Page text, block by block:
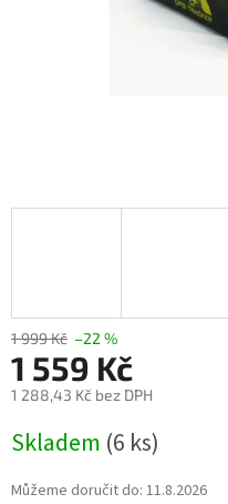
1 999 Kč –22 %
1 559 Kč
1 288,43 Kč bez DPH
cena:
Skladem (6 ks)
Můžeme doručit do: 11.8.2026